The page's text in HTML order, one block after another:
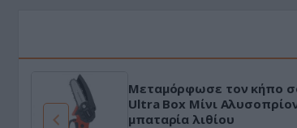
Μεταμόρφωσε τον κήπο
Ultra Box Μίνι
μπαταρία λιθίου